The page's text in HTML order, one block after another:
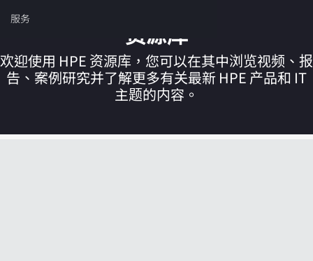
目
录服务
您的购物车目前是空的
资源库
欢迎使用 HPE 资源库，您可以在其中浏览视频、报
告、案例研究并了解更多有关最新 HPE 产品和 IT
主题的内容。